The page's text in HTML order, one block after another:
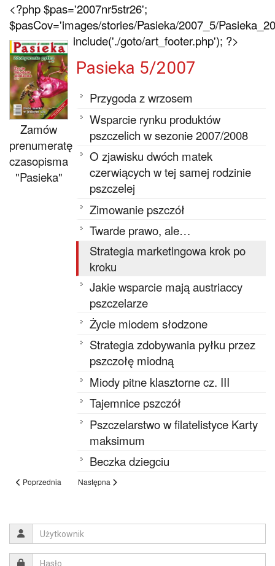
<?php $pas='2007nr5str26';
$pasCov='images/stories/Pasieka/2007_5/
include('./goto/art_footer.php'); ?>
Zamów
prenumeratę
czasopisma
"Pasieka"
Pasieka 5/2007
Przygoda z wrzosem
Wsparcie rynku produktów
pszczelich w sezonie 2007/2008
O zjawisku dwóch matek
czerwiących w tej samej rodzinie
pszczelej
Zimowanie pszczół
Twarde prawo, ale…
Strategia marketingowa krok po
kroku
Jakie wsparcie mają austriaccy
pszczelarze
Życie miodem słodzone
Strategia zdobywania pyłku przez
pszczołę miodną
Miody pitne klasztorne cz. III
Tajemnice pszczół
Pszczelarstwo w filatelistyce Karty
maksimum
Beczka dziegciu
Poprzednia Następna